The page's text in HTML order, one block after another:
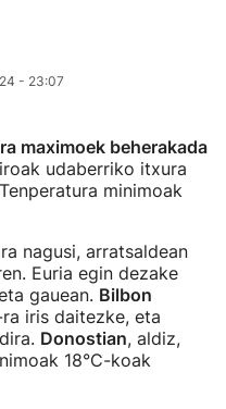
- 23:07
maximoek beherakada
udaberriko itxura
minimoak
nagusi, arratsaldean
Euria egin dezake
gauean. Bilbon
iris daitezke, eta
Donostian, aldiz,
18°C-koak